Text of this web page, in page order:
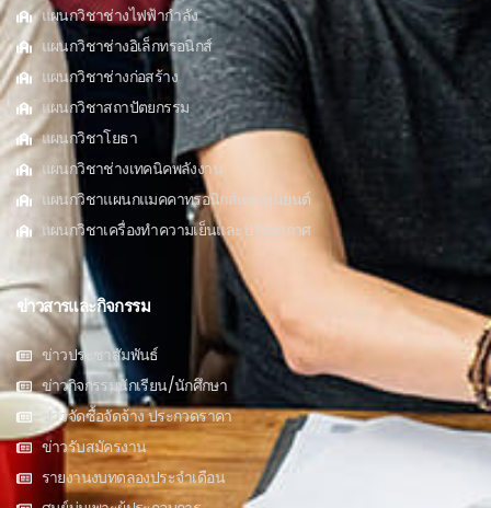
แผนกวิชาช่างไฟฟ้ากำลัง
แผนกวิชาช่างอิเล็กทรอนิกส์
แผนกวิชาช่างก่อสร้าง
แผนกวิชาสถาปัตยกรรม
แผนกวิชาโยธา
แผนกวิชาช่างเทคนิคพลังงาน
แผนกวิชาแผนกแมคคาทรอนิกส์และหุ่นยนต์
แผนกวิชาเครื่องทำความเย็นและปรับอากาศ
ข่าวสารและกิจกรรม
ข่าวประชาสัมพันธ์
ข่าวกิจกรรมนักเรียน/นักศึกษา
ข่าวจัดซื้อจัดจ้าง ประกวดราคา
ข่าวรับสมัครงาน
รายงานงบทดลองประจำเดือน